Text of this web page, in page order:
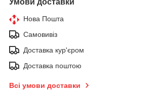
Нова Пошта
Самовивіз
Доставка кур'єром
Доставка поштою
Всі умови доставки